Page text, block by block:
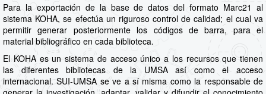
Para la exportación de la base de datos del formato Marc21 al
sistema KOHA, se efectúa un riguroso control de calidad; el cual va
permitir generar posteriormente los códigos de barra, para el
material bibliográfico en cada biblioteca.
El KOHA es un sistema de acceso único a los recursos que tienen
las diferentes bibliotecas de la UMSA así como el acceso
internacional. SUI-UMSA se ve a sí misma como la responsable de